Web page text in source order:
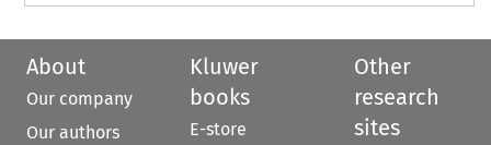
About
Our company
Our authors
Kluwer
books
E-store
Other
research
sites